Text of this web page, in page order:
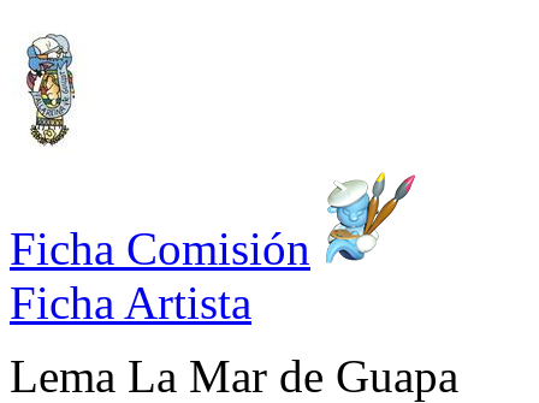
Ficha Comisión
Ficha Artista
Lema La Mar de Guapa